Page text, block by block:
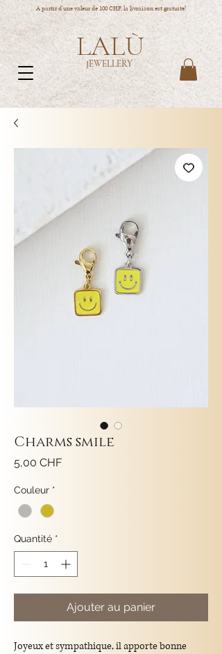
A partir d'une valeur de 100 CHF, la livraison est gratuite!
LALÙ
JEWELLERY
Charms smile
5,00 CHFPrix
Couleur *
Quantité *
Ajouter au panier
Joyeux et sympathique, il apporte bonne